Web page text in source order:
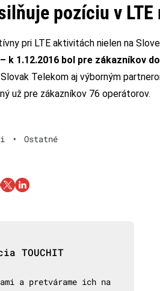
pozíciu v LTE
pri LTE aktivitách nielen na
k 1.12.2016 bol pre zákazníkov
Telekom aj výborným
už pre zákazníkov 76 operátorov.
• Ostatné
TOUCHIT
a pretvárame ich na